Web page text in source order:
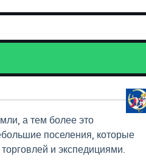
а тем более это
поселения, которые
и экспедициями.